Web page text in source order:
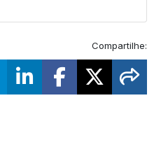
Compartilhe: